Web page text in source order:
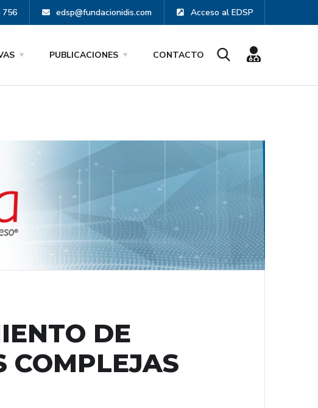
756 edsp@fundacionidis.com Acceso al EDSP
PUBLICACIONES CONTACTO
DE
COMPLEJAS